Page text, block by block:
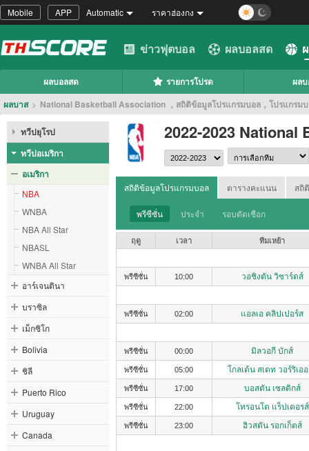
Mobile APP Automatic ราคาฮ่องกง
ข่าวฟุตบอล ผลบอลสด
ผลบอลสด รายการโปรด
ผล
ผลบาส > National Basketball Association ，สถิติข้อมูลโปรแกรมบอล，โปรแกรม
ทวีปยุโรป
ทวีปอเมริกา
อเมริกา
NBA
WNBA
NBA All Star
NBASL
WNBA All Star
อาร์เจนตินา
บราซิล
เม็กซิโก
Bolivia
ชิลี
Puerto Rico
Uruguay
Canada
2022-2023
สถิติข้อมูลโปรแกรมบอล ตารางคะแนน สถิ
พรีซีซั่น ประจำ รอบตัดเชือก
ฤดู เวลา ทีมเหย้า
พรีซีซั่น 10:00 วอชิงตัน วิซาร์ดส์
พรีซีซั่น 02:00 แอลเอ คลิปเปอร์ส
พรีซีซั่น 00:00 มิลวอกี บักส์
พรีซีซั่น 05:00 โกลเด้น สเตท วอร์ริเอ
พรีซีซั่น 17:00 บอสตัน เซลติกส์
พรีซีซั่น 22:00 โทรอนโต แร็ปเตอรส์
พรีซีซั่น 23:00 ฮิวสตัน รอกเก็ตส์